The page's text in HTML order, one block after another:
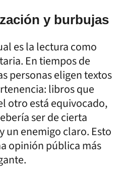
y burbujas
es la lectura como
En tiempos de
personas eligen textos
libros que
otro está equivocado,
ser de cierta
un enemigo claro. Esto
opinión pública más